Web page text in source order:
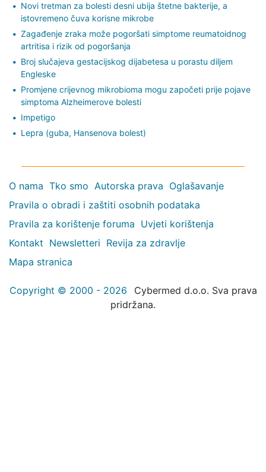
Novi tretman za bolesti desni ubija štetne bakterije, a
istovremeno čuva korisne mikrobe
Zagađenje zraka može pogoršati simptome reumatoidnog
artritisa i rizik od pogoršanja
Broj slučajeva gestacijskog dijabetesa u porastu diljem
Engleske
Promjene crijevnog mikrobioma mogu započeti prije pojave
simptoma Alzheimerove bolesti
Impetigo
Lepra (guba, Hansenova bolest)
O nama Tko smo Autorska prava Oglašavanje
Pravila o obradi i zaštiti osobnih podataka
Pravila za korištenje foruma Uvjeti korištenja
Kontakt Newsletteri Revija za zdravlje
Mapa stranica
Copyright © 2000 - 2026
Cybermed d.o.o. Sva prava
pridržana.